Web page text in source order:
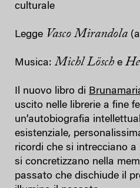
culturale
Legge Vasco Mirandola
Musica: Michl Lösch e
Il nuovo libro di
uscito nelle librerie a fine
un’autobiografia
esistenziale,
ricordi che si intrecciano a
si concretizzano nella
passato che dischiude il